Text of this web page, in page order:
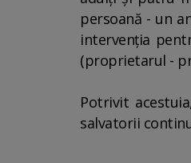
persoană - un
intervenţia
(proprietarul -
Potrivit
salvatorii